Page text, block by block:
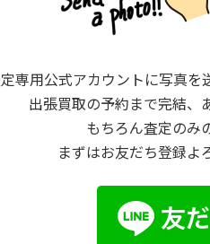
専用公式アカウントに写真を
出張買取の予約まで完結、
もちろん査定のみ
まずはお友だち登録よ